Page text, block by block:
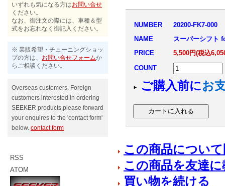
いずれも気になる方はお問い合せ
ください。
なお、御注文の際には、車種＆型
式をお忘れなく御記入ください。
※ 業販希望・チューニングショッ
プの方は、 お問い合せフォームか
らご相談ください。
Overseas customers. Foreign
customers interested in ordering
SEEKER products,please forward
your enquires to the 'contact form'
below. contact form
RSS
ATOM
NUMBER
20200-FK7-000
NAME
スーパーシフト
PRICE
5,500円(税込
COUNT
ご購入前にお
この商品につい
この商品を友達
買い物を続ける